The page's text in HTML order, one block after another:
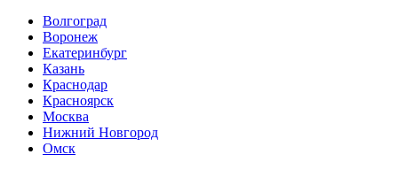
Волгоград
Воронеж
Екатеринбург
Казань
Краснодар
Красноярск
Москва
Нижний Новгород
Омск